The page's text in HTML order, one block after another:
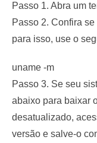
Passo 1. Abra um
Passo 2. Confira
para isso, use o
uname -m
Passo 3. Se seu
abaixo para baixar
desatualizado,
versão e salve-o